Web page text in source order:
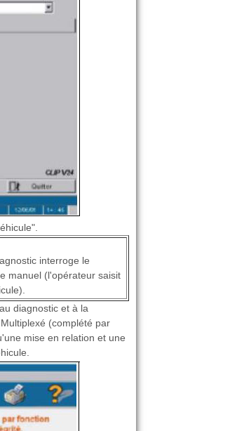
interroge le
manuel (l'opérateur saisit
diagnostic et à la
(complété par
mise en relation et une